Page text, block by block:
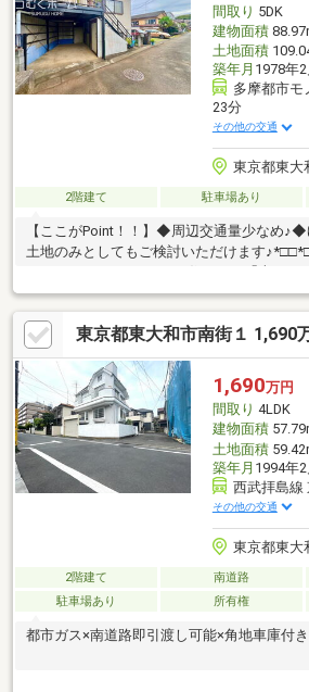
間取り 5DK
建物面積
土地面積
築年月 1978年
多摩都市モ
23分
その他の交通
東京都東大
2階建て 駐車場あり
【ここがPoint！！】◆周辺交通量少なめ
土地のみとしてもご検討いただけます
気で応援！お住まいにかかわる「ご不安」
むぐホームにお話しください！元気なスタ
ご希望・ご相談にお応えします♪
東京都東大和市南街１ 1,690
1,690万円
間取り 4LDK
建物面積
土地面積
築年月 1994年
西武拝島線
その他の交通
東京都東大
2階建て 南道路
駐車場あり
所有権
都市ガス×南道路即引渡し可能×角地車庫付